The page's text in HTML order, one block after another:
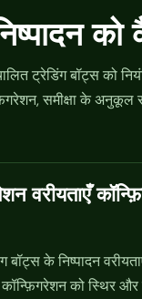
को
ट्रेडिंग बॉट्स को
समीक्षा के
वरीयताएँ
बॉट्स के निष्पादन
कॉन्फ़िगरेशन को स्थिर